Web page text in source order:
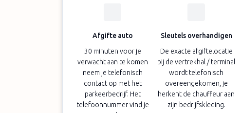
Afgifte auto
30 minuten voor je
verwacht aan te komen
neem je telefonisch
contact op met het
parkeerbedrijf. Het
telefoonnummer vind je
Sleutels overhandigen
De exacte afgiftelocatie
bij de vertrekhal / terminal
wordt telefonisch
overeengekomen, je
herkent de chauffeur aan
zijn bedrijfskleding.